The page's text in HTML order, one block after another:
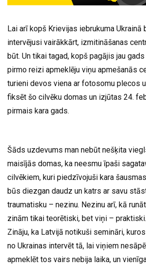
Lai arī kopš Krievijas iebrukuma Ukrainā
intervējusi vairākkārt, izmitināšanas
būt. Un tikai tagad, kopš pagājis jau
pirmo reizi apmeklēju viņu apmešanās
turieni devos viena ar fotosomu plecos
fiksēt šo cilvēku domas un izjūtas 24.
pirmais kara gads.
Šāds uzdevums man nebūt nešķita
maisījās domas, ka neesmu īpaši
cilvēkiem, kuri piedzīvojuši kara
būs diezgan daudz un katrs ar savu
traumatisku – nezinu. Nezinu arī, kā
zinām tikai teorētiski, bet viņi –
Zināju, ka Latvijā notikuši semināri,
no Ukrainas intervēt tā, lai viņiem
apmeklēt tos vairs nebija laika, un